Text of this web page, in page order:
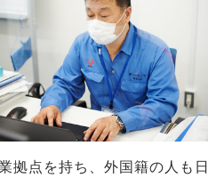
拠点を持ち、外国籍の人も日